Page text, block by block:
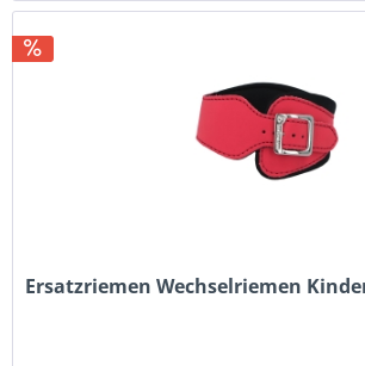
Ersatzriemen Wechselriemen